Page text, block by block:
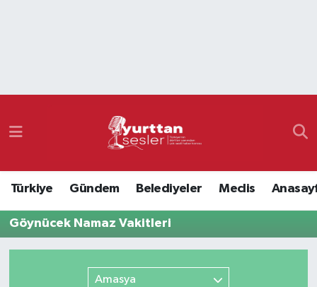
Türkiye Gündem Belediyeler Meclis
Göynücek Namaz Vakitleri
Amasya
Namaz Vakitleri
Süper Lig Puan Durumu ve Fikstür
Son Dakika Haberleri